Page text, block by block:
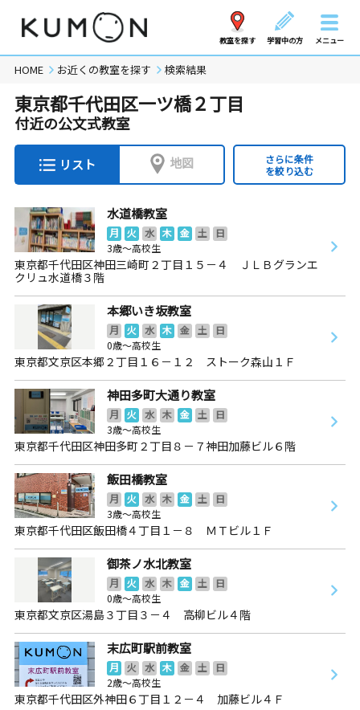
教室を探す 学習中の方 メニュー
HOME お近くの教室を探す 検索結果
東京都千代田区一ツ橋２丁目
付近の公文式教室
リスト 地図
さらに条件
を絞り込む
水道橋教室
月 火 水 木 金 土
日
3歳～高校生
東京都千代田区神田三崎町２丁目１５－４ ＪＬＢグランエ
クリュ水道橋３階
本郷いき坂教室
月 火 水 木 金 土
日
0歳～高校生
東京都文京区本郷２丁目１６－１２ ストーク森山１Ｆ
神田多町大通り教室
月 火 水 木 金 土
日
3歳～高校生
東京都千代田区神田多町２丁目８－７神田加藤ビル６階
飯田橋教室
月 火 水 木 金 土
日
3歳～高校生
東京都千代田区飯田橋４丁目１－８ ＭＴビル１Ｆ
御茶ノ水北教室
月 火 水 木 金 土
日
0歳～高校生
東京都文京区湯島３丁目３－４ 高柳ビル４階
末広町駅前教室
月 火 水 木 金 土
日
2歳～高校生
東京都千代田区外神田６丁目１２－４ 加藤ビル４Ｆ